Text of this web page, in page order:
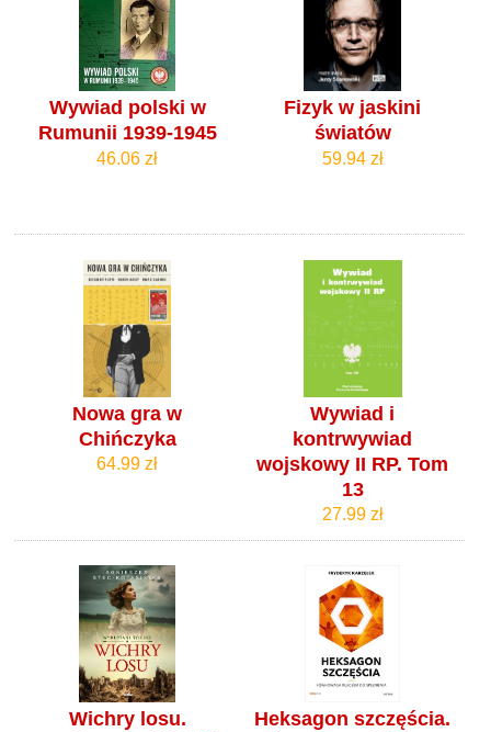
Wywiad polski w
Rumunii 1939-1945
46.06 zł
Fizyk w jaskini
światów
59.94 zł
Nowa gra w
Chińczyka
64.99 zł
Wywiad i
kontrwywiad
wojskowy II RP. Tom
13
27.99 zł
Wichry losu.
Heksagon szczęścia.